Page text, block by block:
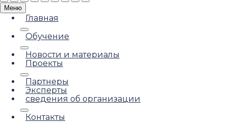
Меню
Главная
Обучение
Новости и материалы
Проекты
Партнеры
Эксперты
сведения об организации
Контакты